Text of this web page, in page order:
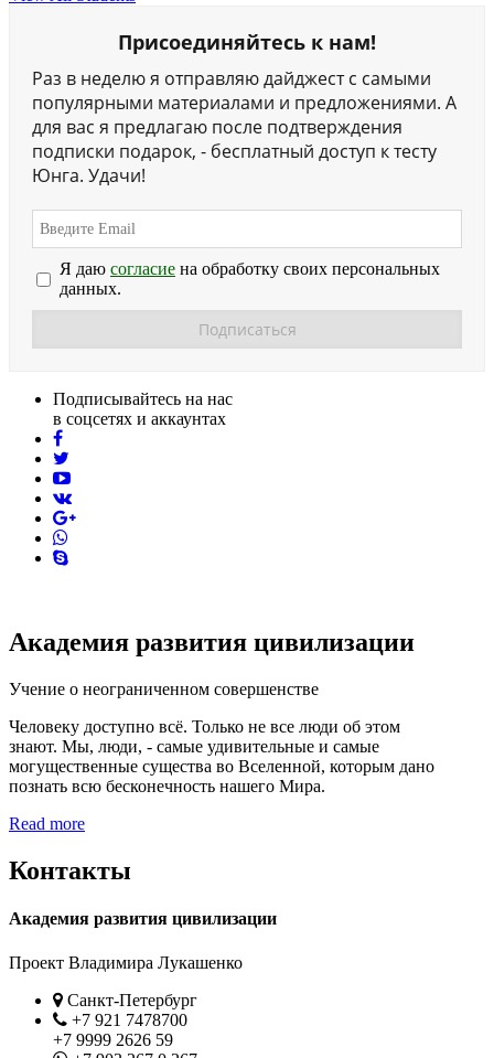
Присоединяйтесь к нам!
Раз в неделю я отправляю дайджест с самыми
популярными материалами и предложениями. А
для вас я предлагаю после подтверждения
подписки подарок, - бесплатный доступ к тесту
Юнга. Удачи!
Я даю согласие на обработку своих персональных
данных.
Подписывайтесь на нас
в соцсетях и аккаунтах
facebook
youtube
vk
skype
Академия развития цивилизации
Учение о неограниченном совершенстве
Человеку доступно всё. Только не все люди об этом
знают. Мы, люди, - самые удивительные и самые
могущественные существа во Вселенной, которым дано
познать всю бесконечность нашего Мира.
Read more
Контакты
Академия развития цивилизации
Проект Владимира Лукашенко
Location
Санкт-Петербург
Phone
+7 921 7478700
+7 9999 2626 59